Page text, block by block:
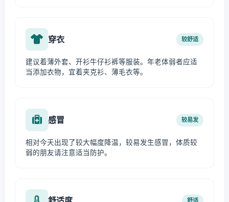
穿衣 较舒适
建议着薄外套、开衫牛仔衫裤等服装。年老体弱者应适
当添加衣物，宜着夹克衫、薄毛衣等。
感冒 较易发
相对今天出现了较大幅度降温，较易发生感冒，体质较
弱的朋友请注意适当防护。
舒适